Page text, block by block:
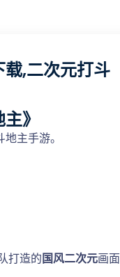
,二次元打斗
》
地主手游。
打造的 国风二次元画